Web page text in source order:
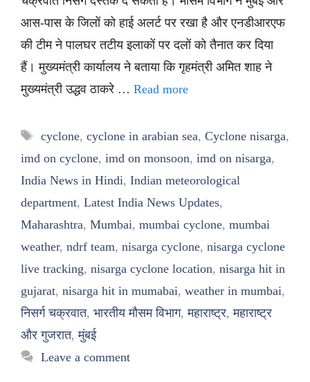
आस-पास के जिलों को हाई अलर्ट पर रखा है और एनडीआरएफ
की टीम ने पालघर तटीय इलाकों पर दलों को तैनात कर दिया
हैं। मुख्यमंत्री कार्यालय ने बताया कि गृहमंत्री अमित शाह ने
मुख्यमंत्री उद्धव ठाकरे … Read more
Tags
cyclone, cyclone in arabian sea, Cyclone nisarga,
imd on cyclone, imd on monsoon, imd on nisarga,
India News in Hindi, Indian meteorological
department, Latest India News Updates,
Maharashtra, Mumbai, mumbai cyclone, mumbai
weather, ndrf team, nisarga cyclone, nisarga cyclone
live tracking, nisarga cyclone location, nisarga hit in
gujarat, nisarga hit in mumabai, weather in mumbai,
निसर्ग चक्रवात, भारतीय मौसम विभाग,महाराष्ट्र,महाराष्ट्र
और गुजरात,मुंबई
Leave a comment